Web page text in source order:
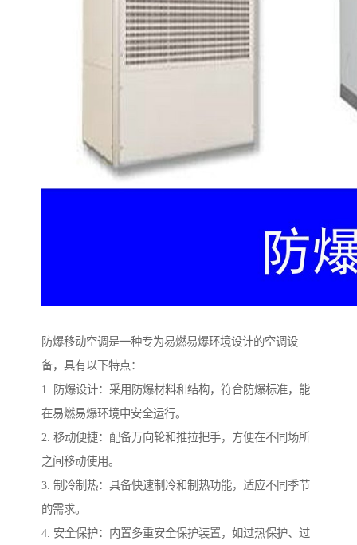
防爆移动空调是一种专为易燃易爆环境设计的空调设
备，具有以下特点：
1. 防爆设计：采用防爆材料和结构，符合防爆标准，能
在易燃易爆环境中安全运行。
2. 移动便捷：配备万向轮和推拉把手，方便在不同场所
之间移动使用。
3. 制冷制热：具备快速制冷和制热功能，适应不同季节
的需求。
4. 安全保护：内置多重安全保护装置，如过热保护、过